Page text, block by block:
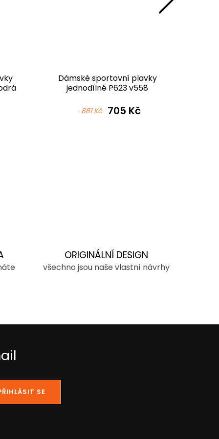
Dámské sportovní plavky
jednodílné P623 v558
881 Kč 705 Kč
ORIGINÁLNÍ DESIGN
všechno jsou naše vlastní návrhy
SE